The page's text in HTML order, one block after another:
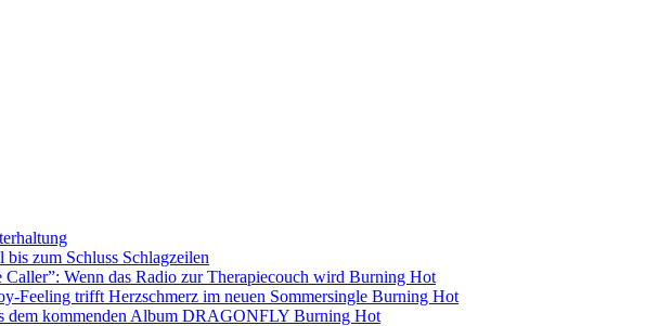
bis zum Schluss Schlagzeilen
Wenn das Radio zur Therapiecouch wird Burning Hot
Feeling trifft Herzschmerz im neuen Sommersingle Burning Hot
dem kommenden Album DRAGONFLY Burning Hot